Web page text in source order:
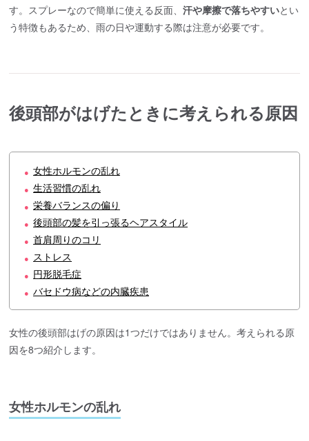
す。スプレーなので簡単に使える反面、汗や摩擦で落ちやすいとい
う特徴もあるため、雨の日や運動する際は注意が必要です。
後頭部がはげたときに考えられる原因
● 女性ホルモンの乱れ
● 生活習慣の乱れ
● 栄養バランスの偏り
● 後頭部の髪を引っ張るヘアスタイル
● 首肩周りのコリ
● ストレス
● 円形脱毛症
● バセドウ病などの内臓疾患
女性の後頭部はげの原因は1つだけではありません。考えられる原
因を8つ紹介します。
女性ホルモンの乱れ